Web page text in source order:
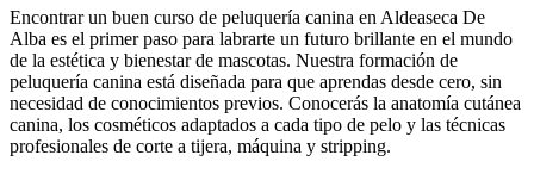
Encontrar un buen curso de peluquería canina en Aldeaseca De
Alba es el primer paso para labrarte un futuro brillante en el mundo
de la estética y bienestar de mascotas. Nuestra formación de
peluquería canina está diseñada para que aprendas desde cero, sin
necesidad de conocimientos previos. Conocerás la anatomía cutánea
canina, los cosméticos adaptados a cada tipo de pelo y las técnicas
profesionales de corte a tijera, máquina y stripping.